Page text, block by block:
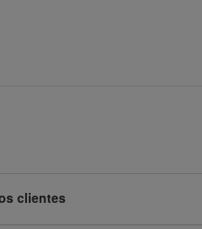
clientes